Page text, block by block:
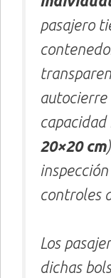
pasajero
autocierre
20×20 cm
controles
Los
dichas